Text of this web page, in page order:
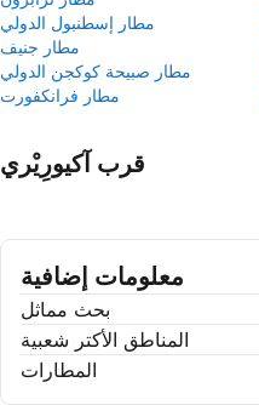
مطار إسطنبول الدولي
مطار جنيف
مطار صبيحة كوكجن الدولي
مطار فرانكفورت
قرب آكيورِيْري
معلومات إضافية
بحث مماثل
المناطق الأكتر شعبية
المطارات